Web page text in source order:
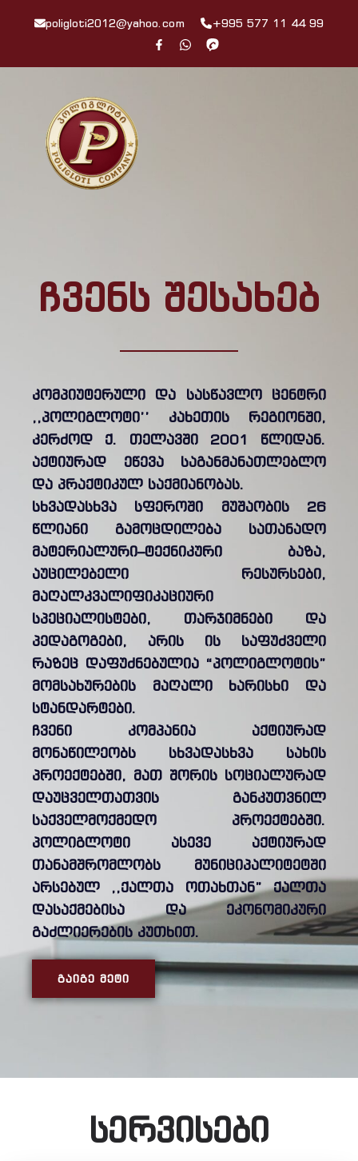
poligloti2012@yahoo.com +995 577 11 44 99
ჩვენს შესახებ
კომპიუტერული და სასწავლო ცენტრი
,,პოლიგლოტი’’ კახეთის რეგიონში,
კერძოდ ქ. თელავში 2001 წლიდან.
აქტიურად ეწევა საგანმანათლებლო
და პრაქტიკულ საქმიანობას.
სხვადასხვა სფეროში მუშაობის 26
წლიანი გამოცდილება სათანადო
მატერიალური–ტექნიკური ბაზა,
აუცილებელი რესურსები,
მაღალკვალიფიკაციური
სპეციალისტები, თარჯიმნები და
პედაგოგები, არის ის საფუძველი
რაზეც დაფუძნებულია “პოლიგლოტის”
მომსახურების მაღალი ხარისხი და
სტანდარტები.
ჩვენი კომპანია აქტიურად
მონაწილეობს სხვადასხვა სახის
პროექტებში, მათ შორის სოციალურად
დაუცველთათვის განკუთვნილ
საქველმოქმედო პროექტებში.
პოლიგლოტი ასევე აქტიურად
თანამშრომლობს მუნიციპალიტეტში
არსებულ ,,ქალთა ოთახთან” ქალთა
დასაქმებისა და ეკონომიკური
გაძლიერების კუთხით.
ᲒᲐᲘᲒᲔ ᲛᲔᲢᲘ
სერვისები